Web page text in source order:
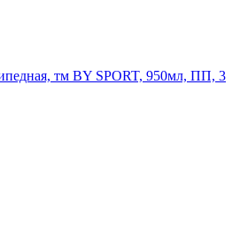
тм BY SPORT, 950мл, ПП, 3